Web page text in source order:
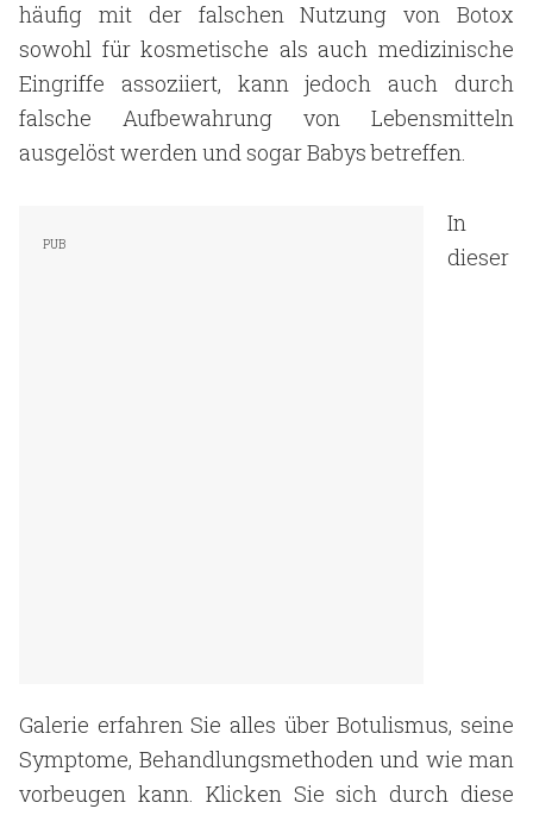
häufig mit der falschen Nutzung von Botox
sowohl für kosmetische als auch medizinische
Eingriffe assoziiert, kann jedoch auch durch
falsche Aufbewahrung von Lebensmitteln
ausgelöst werden und sogar Babys betreffen.
In
dieser
Galerie erfahren Sie alles über Botulismus, seine
Symptome, Behandlungsmethoden und wie man
vorbeugen kann. Klicken Sie sich durch diese